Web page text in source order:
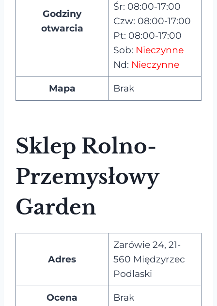
Godziny
otwarcia
Śr: 08:00-17:00
Czw: 08:00-17:00
Pt: 08:00-17:00
Sob: Nieczynne
Nd: Nieczynne
Mapa Brak
Sklep Rolno-
Przemysłowy
Garden
Adres
Zarówie 24, 21-
560 Międzyrzec
Podlaski
Ocena Brak